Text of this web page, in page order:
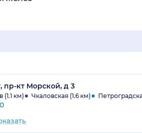
пр-кт Морской, д 3
(1.1 км) Чкаловская (1.6 км)